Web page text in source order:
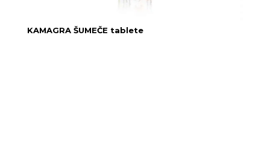
KAMAGRA ŠUMEČE tablete